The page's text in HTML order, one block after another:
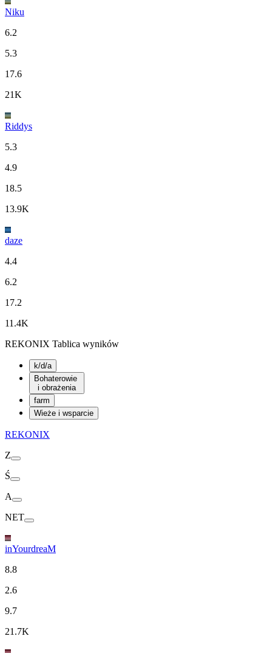
Niku
6.2
5.3
17.6
21K
Riddys
5.3
4.9
18.5
13.9K
daze
4.4
6.2
17.2
11.4K
REKONIX Tablica wyników
k/d/a
Bohaterowie
i obrażenia
farm
Wieże i wsparcie
REKONIX
Z
Ś
A
NET
inYourdreaM
8.8
2.6
9.7
21.7K